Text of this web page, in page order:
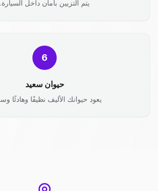
يتم التزيين بأمان داخل السيارة.
6
حيوان سعيد
يعود حيوانك الأليف نظيفًا وهادئًا